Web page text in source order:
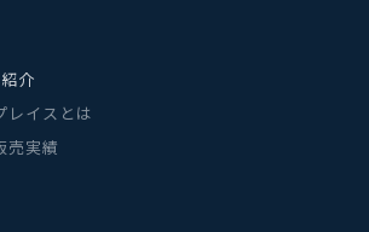
介
レイスとは
売実績